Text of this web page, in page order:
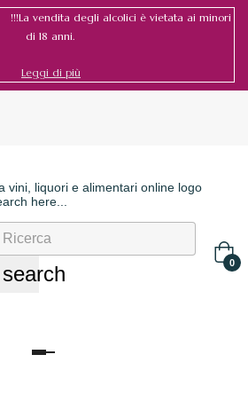
!!!La vendita degli alcolici è vietata ai minori
di 18 anni.
Leggi di più
here...
search 0
navigazione